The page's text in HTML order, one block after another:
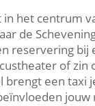
het centrum
de
reservering bij
of zin
brengt een taxi
jouw